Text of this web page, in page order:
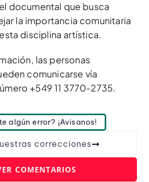
documental que busca
la importancia comunitaria
disciplina artística.
las personas
comunicarse vía
+549 11 3770-2735.
algún error? ¡Avisanos!
correcciones
COMENTARIOS